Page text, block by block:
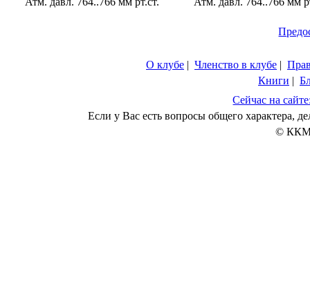
О клубе | Членство в клубе |
Книги |
Сейчас на
Если у Вас есть вопросы общего характера,
© ККМ